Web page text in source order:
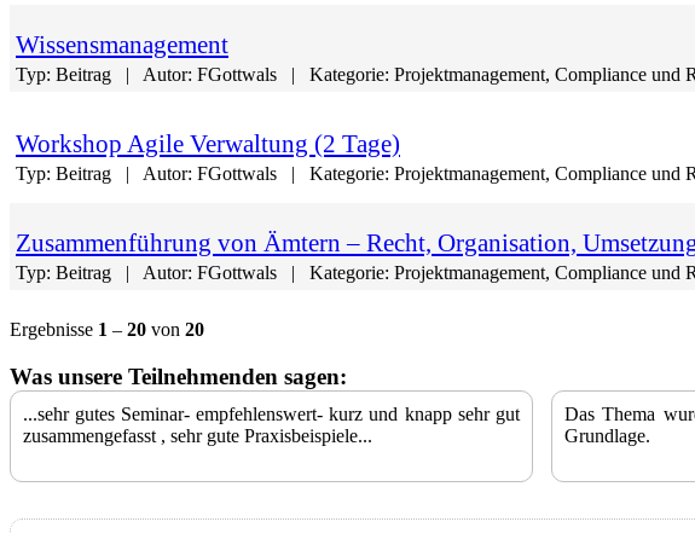
Wissensmanagement
Typ: Beitrag Autor: FGottwals Kategorie: Projektmanagement, Compliance und
Workshop Agile Verwaltung (2 Tage)
Typ: Beitrag Autor: FGottwals Kategorie: Projektmanagement, Compliance und
Zusammenführung von Ämtern – Recht, Organisation,
Typ: Beitrag Autor: FGottwals Kategorie: Projektmanagement, Compliance und
Ergebnisse 1 – 20 von 20
Was unsere Teilnehmenden sagen:
...sehr gutes Seminar- empfehlenswert- kurz und knapp sehr gut
zusammengefasst , sehr gute Praxisbeispiele...
Das Thema
Grundlage.